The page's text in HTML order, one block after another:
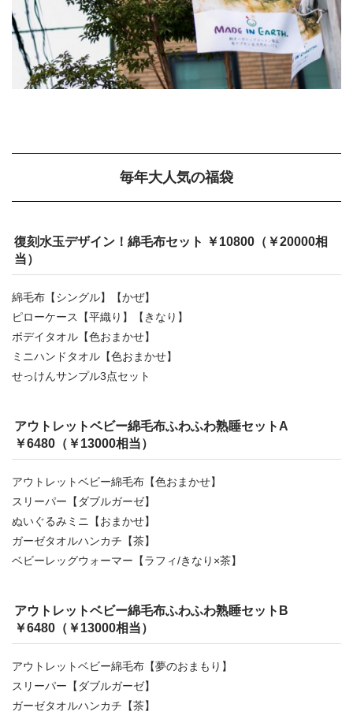
毎年大人気の福袋
復刻水玉デザイン！綿毛布セット ￥10800（￥20000相
当）
綿毛布【シングル】【かぜ】
ピローケース【平織り】【きなり】
ボデイタオル【色おまかせ】
ミニハンドタオル【色おまかせ】
せっけんサンプル3点セット
アウトレットベビー綿毛布ふわふわ熟睡セットA
￥6480（￥13000相当）
アウトレットベビー綿毛布【色おまかせ】
スリーパー【ダブルガーゼ】
ぬいぐるみミニ【おまかせ】
ガーゼタオルハンカチ【茶】
ベビーレッグウォーマー【ラフィ/きなり×茶】
アウトレットベビー綿毛布ふわふわ熟睡セットB
￥6480（￥13000相当）
アウトレットベビー綿毛布【夢のおまもり】
スリーパー【ダブルガーゼ】
ガーゼタオルハンカチ【茶】